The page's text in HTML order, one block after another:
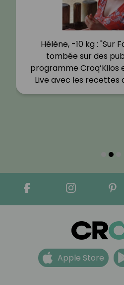
Hélène, -10 kg : "Sur
tombée sur des
programme
Live avec les recettes
Apple Store